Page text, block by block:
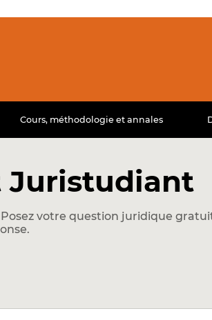
Cours, méthodologie et annales
Juristudiant
votre question juridique